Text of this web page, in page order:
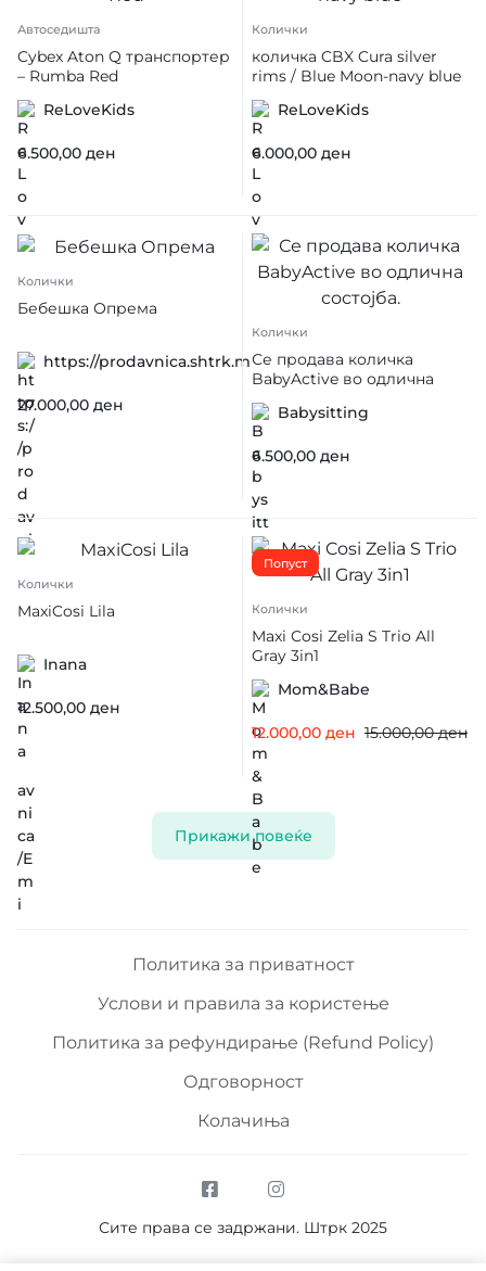
Автоседишта
Cybex Aton Q транспортер
– Rumba Red
ReLoveKids
6.500,00 ден
Колички
количка CBX Cura silver
rims / Blue Moon-navy blue
ReLoveKids
6.000,00 ден
Колички
Бебешка Опрема
https://prodavnica.shtrk.mk/prodavnica/Emi
27.000,00 ден
Колички
Се продава количка
BabyActive во одлична
состојба.
Babysitting
6.500,00 ден
Колички
MaxiCosi Lila
Inana
12.500,00 ден
Попуст
Колички
Maxi Cosi Zelia S Trio All
Gray 3in1
Mom&Babe
15.000,00ден
12.000,00 ден
Прикажи повеќе
Политика за приватност
Услови и правила за користење
Политика за рефундирање (Refund Policy)
Одговорност
Колачиња
Сите права се задржани. Штрк 2025